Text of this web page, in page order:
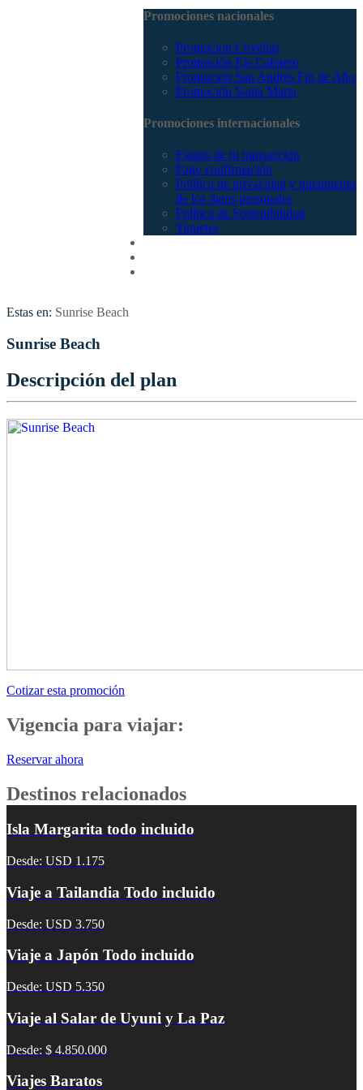
Promociones nacionales
Promocion Coveñas
Promoción Eje Cafetero
Promoción San Andrés Fin de Año
Promoción Santa Marta
Promociones internacionales
Estado de tu transacción
Pago confirmación
Política de privacidad y tratamiento
de los datos personales
Política de Sostenibilidad
Tiquetes
Estas en: Sunrise Beach
Sunrise Beach
Descripción del plan
Cotizar esta promoción
Vigencia para viajar:
Reservar ahora
Destinos relacionados
Isla Margarita todo incluido
Desde: USD 1.175
Viaje a Tailandia Todo incluido
Desde: USD 3.750
Viaje a Japón Todo incluido
Desde: USD 5.350
Viaje al Salar de Uyuni y La Paz
Desde: $ 4.850.000
Viajes Baratos